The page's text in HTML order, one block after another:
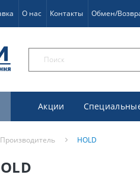
О нас Контакты Обмен/
Акции
Производитель HOLD